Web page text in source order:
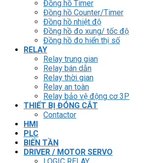
Đồng hồ Timer
Đồng hồ Counter/Timer
Đồng hồ nhiệt độ
Đồng hồ đo xung/ tốc độ
Đồng hồ đo hiển thị số
RELAY
Relay trung gian
Relay bán dẫn
Relay thời gian
Relay an toàn
Relay bảo vệ động cơ 3P
THIẾT BỊ ĐÓNG CẮT
Contactor
HMI
PLC
BIẾN TẦN
DRIVER / MOTOR SERVO